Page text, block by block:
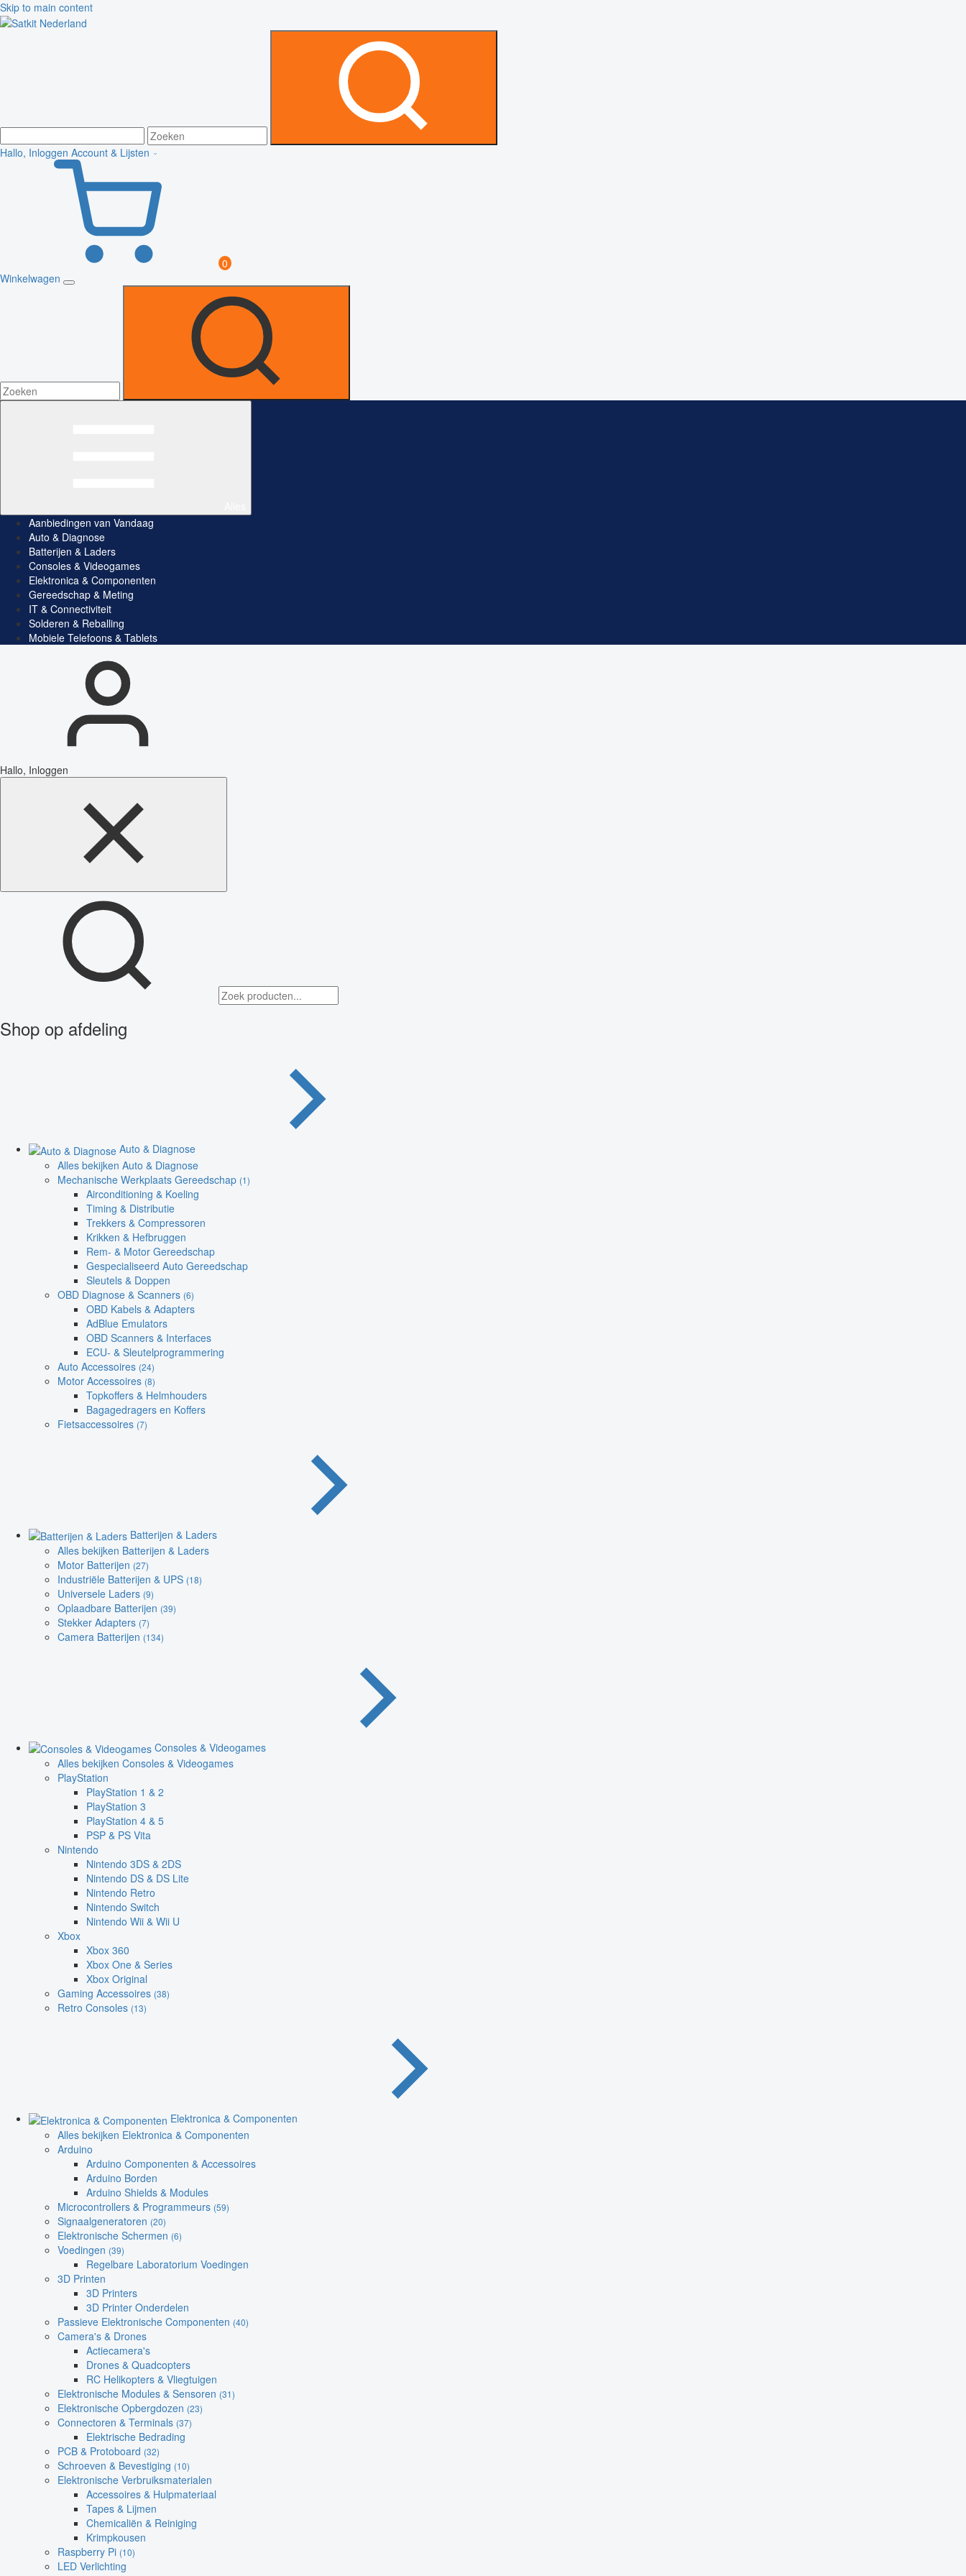
Skip to main content
Hallo, Inloggen Account & Lijsten
0
Winkelwagen
Aanbiedingen van Vandaag
Auto & Diagnose
Batterijen & Laders
Consoles & Videogames
Elektronica & Componenten
Gereedschap & Meting
IT & Connectiviteit
Solderen & Reballing
Mobiele Telefoons & Tablets
Hallo, Inloggen
Shop op afdeling
Auto & Diagnose
Alles bekijken Auto & Diagnose
Mechanische Werkplaats Gereedschap (1)
Airconditioning & Koeling
Timing & Distributie
Trekkers & Compressoren
Krikken & Hefbruggen
Rem- & Motor Gereedschap
Gespecialiseerd Auto Gereedschap
Sleutels & Doppen
OBD Diagnose & Scanners (6)
OBD Kabels & Adapters
AdBlue Emulators
OBD Scanners & Interfaces
ECU- & Sleutelprogrammering
Auto Accessoires (24)
Motor Accessoires (8)
Topkoffers & Helmhouders
Bagagedragers en Koffers
Fietsaccessoires (7)
Batterijen & Laders
Alles bekijken Batterijen & Laders
Motor Batterijen (27)
Industriële Batterijen & UPS (18)
Universele Laders (9)
Oplaadbare Batterijen (39)
Stekker Adapters (7)
Camera Batterijen (134)
Consoles & Videogames
Alles bekijken Consoles & Videogames
PlayStation
PlayStation 1 & 2
PlayStation 3
PlayStation 4 & 5
PSP & PS Vita
Nintendo
Nintendo 3DS & 2DS
Nintendo DS & DS Lite
Nintendo Retro
Nintendo Switch
Nintendo Wii & Wii U
Xbox
Xbox 360
Xbox One & Series
Xbox Original
Gaming Accessoires (38)
Retro Consoles (13)
Elektronica & Componenten
Alles bekijken Elektronica & Componenten
Arduino
Arduino Componenten & Accessoires
Arduino Borden
Arduino Shields & Modules
Microcontrollers & Programmeurs (59)
Signaalgeneratoren (20)
Elektronische Schermen (6)
Voedingen (39)
Regelbare Laboratorium Voedingen
3D Printen
3D Printers
3D Printer Onderdelen
Passieve Elektronische Componenten (40)
Camera's & Drones
Actiecamera's
Drones & Quadcopters
RC Helikopters & Vliegtuigen
Elektronische Modules & Sensoren (31)
Elektronische Opbergdozen (23)
Connectoren & Terminals (37)
Elektrische Bedrading
PCB & Protoboard (32)
Schroeven & Bevestiging (10)
Elektronische Verbruiksmaterialen
Accessoires & Hulpmateriaal
Tapes & Lijmen
Chemicaliën & Reiniging
Krimpkousen
Raspberry Pi (10)
LED Verlichting